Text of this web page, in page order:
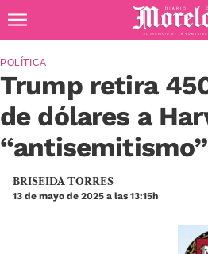
Diario de Morelos
Trump retira
de dólares a
“antisemitismo”
POLÍTICA
BRISEIDA TORRES
13 de mayo de 2025 a las 13:15h